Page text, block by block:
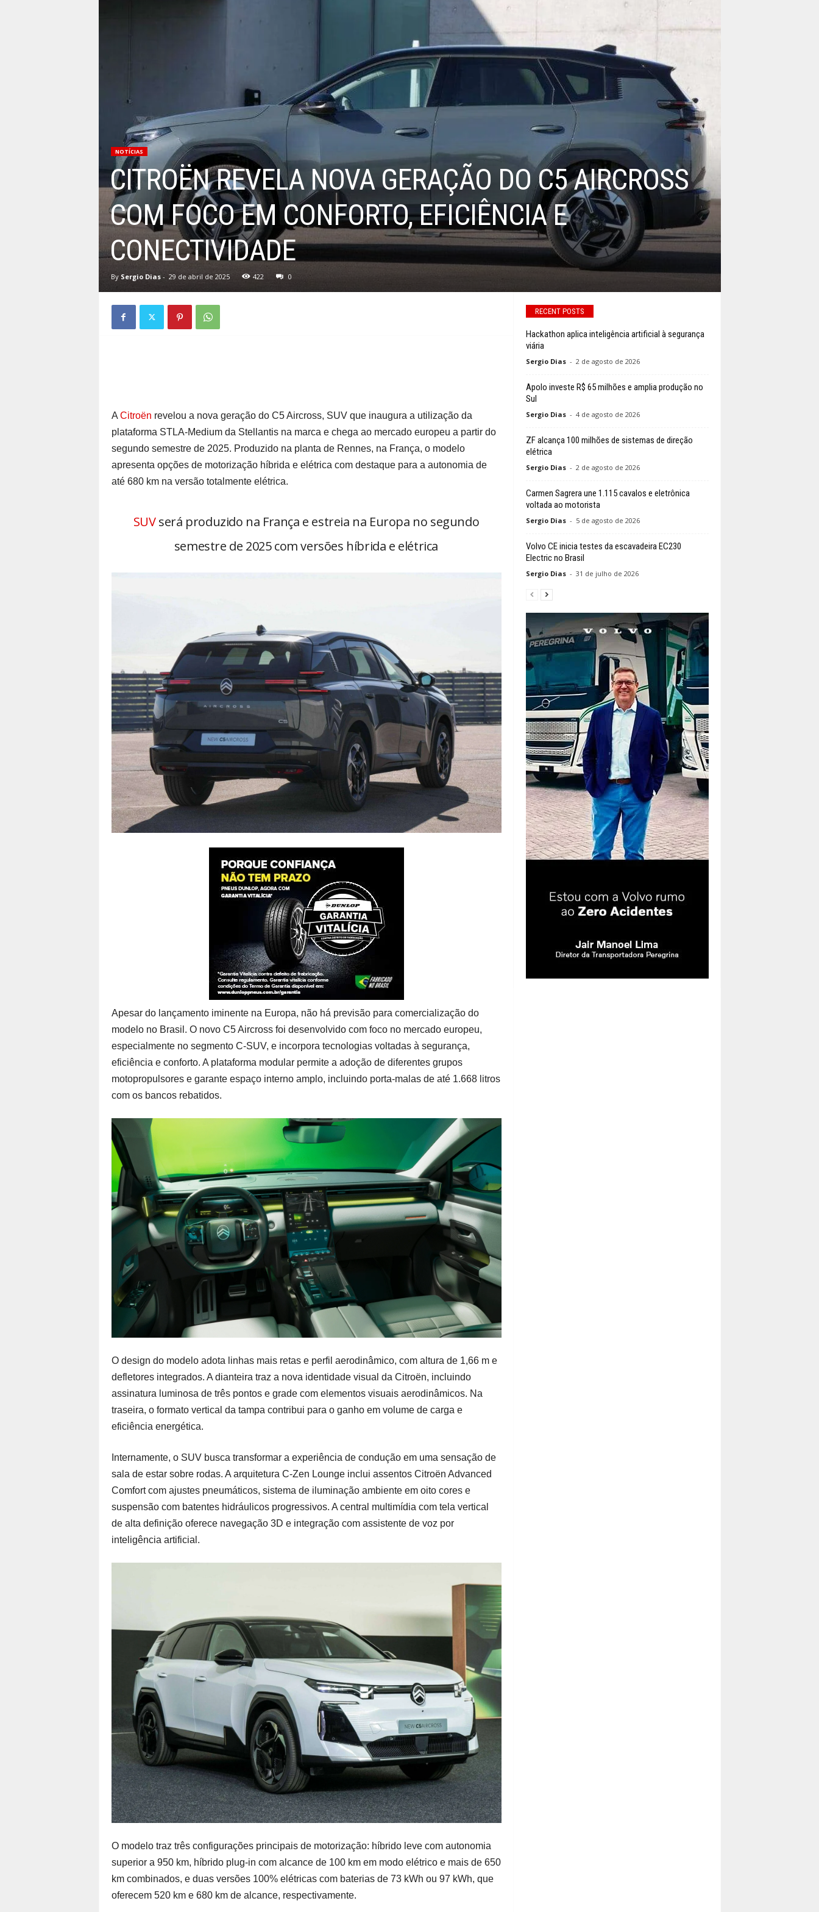
NOTÍCIAS
CITROËN REVELA NOVA GERAÇÃO DO C5 AIRCROSS
COM FOCO EM CONFORTO, EFICIÊNCIA E
CONECTIVIDADE
By Sergio Dias- 29 de abril de 2025 422 0
A Citroën revelou a nova geração do C5 Aircross, SUV que inaugura a utilização da
plataforma STLA-Medium da Stellantis na marca e chega ao mercado europeu a partir do
segundo semestre de 2025. Produzido na planta de Rennes, na França, o modelo
apresenta opções de motorização híbrida e elétrica com destaque para a autonomia de
até 680 km na versão totalmente elétrica.
SUVserá produzido na França e estreia na Europa no segundo
semestre de 2025 com versões híbrida e elétrica
Apesar do lançamento iminente na Europa, não há previsão para comercialização do
modelo no Brasil. O novo C5 Aircross foi desenvolvido com foco no mercado europeu,
especialmente no segmento C-SUV, e incorpora tecnologias voltadas à segurança,
eficiência e conforto. A plataforma modular permite a adoção de diferentes grupos
motopropulsores e garante espaço interno amplo, incluindo porta-malas de até 1.668 litros
com os bancos rebatidos.
O design do modelo adota linhas mais retas e perfil aerodinâmico, com altura de 1,66 m e
defletores integrados. A dianteira traz a nova identidade visual da Citroën, incluindo
assinatura luminosa de três pontos e grade com elementos visuais aerodinâmicos. Na
traseira, o formato vertical da tampa contribui para o ganho em volume de carga e
eficiência energética.
Internamente, o SUV busca transformar a experiência de condução em uma sensação de
sala de estar sobre rodas. A arquitetura C-Zen Lounge inclui assentos Citroën Advanced
Comfort com ajustes pneumáticos, sistema de iluminação ambiente em oito cores e
suspensão com batentes hidráulicos progressivos. A central multimídia com tela vertical
de alta definição oferece navegação 3D e integração com assistente de voz por
inteligência artificial.
O modelo traz três configurações principais de motorização: híbrido leve com autonomia
superior a 950 km, híbrido plug-in com alcance de 100 km em modo elétrico e mais de 650
km combinados, e duas versões 100% elétricas com baterias de 73 kWh ou 97 kWh, que
oferecem 520 km e 680 km de alcance, respectivamente.
RECENT POSTS
Hackathon aplica inteligência artificial à segurança
viária
Sergio Dias - 2 de agosto de 2026
Apolo investe R$ 65 milhões e amplia produção no
Sul
Sergio Dias - 4 de agosto de 2026
ZF alcança 100 milhões de sistemas de direção
elétrica
Sergio Dias - 2 de agosto de 2026
Carmen Sagrera une 1.115 cavalos e eletrônica
voltada ao motorista
Sergio Dias - 5 de agosto de 2026
Volvo CE inicia testes da escavadeira EC230
Electric no Brasil
Sergio Dias - 31 de julho de 2026